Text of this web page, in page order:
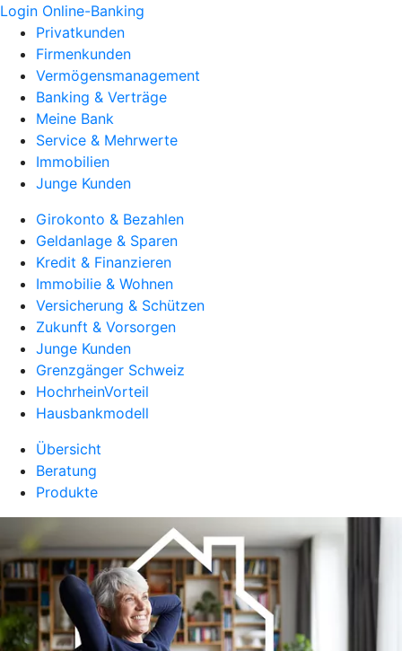
Login Online-Banking
Privatkunden
Firmenkunden
Vermögensmanagement
Banking & Verträge
Meine Bank
Service & Mehrwerte
Immobilien
Junge Kunden
Girokonto & Bezahlen
Geldanlage & Sparen
Kredit & Finanzieren
Immobilie & Wohnen
Versicherung & Schützen
Zukunft & Vorsorgen
Junge Kunden
Grenzgänger Schweiz
HochrheinVorteil
Hausbankmodell
Übersicht
Beratung
Produkte